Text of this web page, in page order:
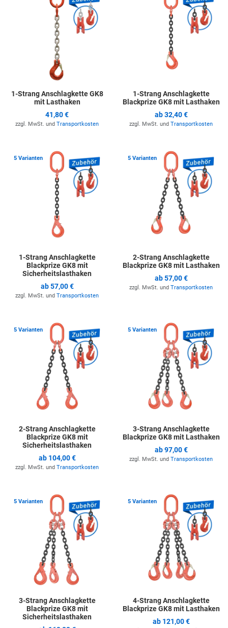
1-Strang Anschlagkette GK8
mit Lasthaken
41,80 €
zzgl. MwSt. und Transportkosten
1-Strang Anschlagkette
Blackprize GK8 mit Lasthaken
ab32,40 €
zzgl. MwSt. und Transportkosten
5 Varianten Zur Merkliste hinzufügen
1-Strang Anschlagkette
Blackprize GK8 mit
Sicherheitslasthaken
ab57,00 €
zzgl. MwSt. und Transportkosten
5 Varianten
2-Strang Anschlagkette
Blackprize GK8 mit Lasthaken
ab57,00 €
zzgl. MwSt. und Transportkosten
5 Varianten Zur Merkliste hinzufügen
2-Strang Anschlagkette
Blackprize GK8 mit
Sicherheitslasthaken
ab 104,00 €
zzgl. MwSt. und Transportkosten
5 Varianten
3-Strang Anschlagkette
Blackprize GK8 mit Lasthaken
ab97,00 €
zzgl. MwSt. und Transportkosten
5 Varianten Zur Merkliste hinzufügen
3-Strang Anschlagkette
Blackprize GK8 mit
Sicherheitslasthaken
5 Varianten
4-Strang Anschlagkette
Blackprize GK8 mit Lasthaken
ab 121,00 €